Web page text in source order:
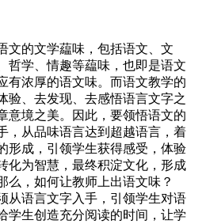
的文学藴味，包括语文、文
哲学、情趣等藴味，也即是语文
有浓厚的语文味。而语文教学的
验、去发现、去感悟语言文字之
意境之美。因此，要领悟语文的
，从品味语言达到超越语言，着
形成，引领学生获得感受，体验
化为智慧，最终积淀文化，形成
么，如何让教师上出语文味？
语言文字入手，引领学生对语
学生创造充分阅读的时间，让学